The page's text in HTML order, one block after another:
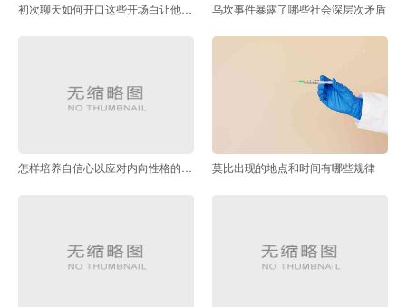
初次聊天如何开口这些开场白让他瞬间心动 乌坎事件暴露了哪些社会深层次矛盾
怎样培养自信心以应对内向性格的挑战 莫比出现的地点和时间有哪些规律